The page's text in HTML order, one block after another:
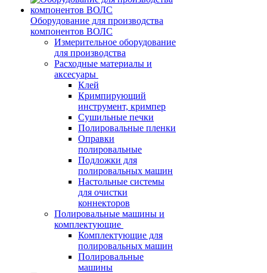
Оборудование для производства
компонентов ВОЛС
Измерительное оборудование
для производства
Расходные материалы и
аксесуары
Клей
Кримпирующий
инструмент, кримпер
Сушильные печки
Полировальные пленки
Оправки
полировальные
Подложки для
полировальных машин
Настольные системы
для очистки
коннекторов
Полировальные машины и
комплектующие
Комплектующие для
полировальных машин
Полировальные
машины